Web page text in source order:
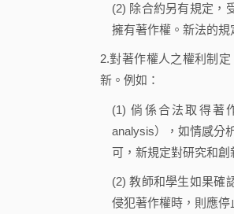
(2) 除合約另有規定，
擁有著作權。新法的規
2.對著作權人之權利制
新。例如：
(1) 倘係合法取得著
analysis），如情感分
可，新規定對研究和創
(2) 教師和學生如果確
侵犯著作權時，則應停